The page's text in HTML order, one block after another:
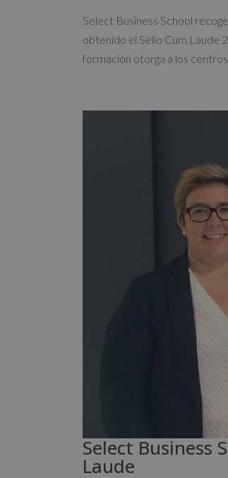
Select Business School
obtenido el Sello Cum Laude
formación otorga a los centros
Select Business
Laude